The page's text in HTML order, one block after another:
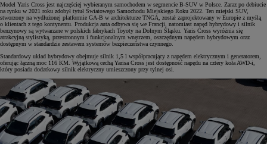
Model Yaris Cross jest najczęściej wybieranym samochodem w segmencie B-SUV w Polsce. Zaraz po debiucie
na rynku w 2021 roku zdobył tytuł Światowego Samochodu Miejskiego Roku 2022. Ten miejski SUV,
stworzony na wydłużonej platformie GA-B w architekturze TNGA, został zaprojektowany w Europie z myślą
o klientach z tego kontynentu. Produkcja auta odbywa się we Francji, natomiast napęd hybrydowy i silnik
benzynowy są wytwarzane w polskich fabrykach Toyoty na Dolnym Śląsku. Yaris Cross wyróżnia się
atrakcyjną stylistyką, przestronnym i funkcjonalnym wnętrzem, oszczędnym napędem hybrydowym oraz
dostępnym w standardzie zestawem systemów bezpieczeństwa czynnego.
Standardowy układ hybrydowy obejmuje silnik 1,5 l współpracujący z napędem elektrycznym i generatorem,
oferując łączną moc 116 KM. Wyjątkową cechą Yarisa Cross jest dostępność napędu na cztery koła AWD-i,
który posiada dodatkowy silnik elektryczny umieszczony przy tylnej osi.